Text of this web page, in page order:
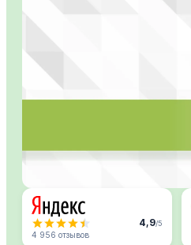
4,9/5
4 956 отзывов